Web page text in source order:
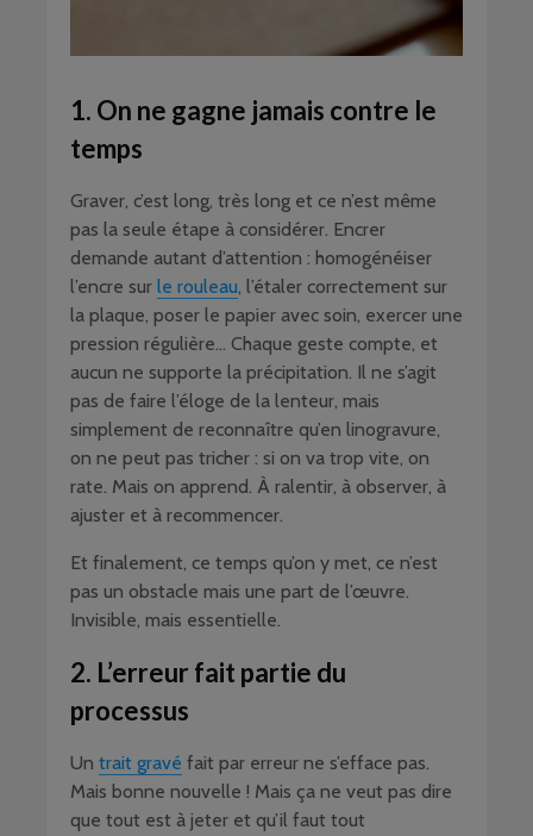
1. On ne gagne jamais contre le
temps
Graver, c’est long, très long et ce n’est même
pas la seule étape à considérer. Encrer
demande autant d’attention : homogénéiser
l’encre sur le rouleau, l’étaler correctement sur
la plaque, poser le papier avec soin, exercer une
pression régulière… Chaque geste compte, et
aucun ne supporte la précipitation. Il ne s’agit
pas de faire l’éloge de la lenteur, mais
simplement de reconnaître qu’en linogravure,
on ne peut pas tricher : si on va trop vite, on
rate. Mais on apprend. À ralentir, à observer, à
ajuster et à recommencer.
Et finalement, ce temps qu’on y met, ce n’est
pas un obstacle mais une part de l’œuvre.
Invisible, mais essentielle.
2. L’erreur fait partie du
processus
Un trait gravé fait par erreur ne s’efface pas.
Mais bonne nouvelle ! Mais ça ne veut pas dire
que tout est à jeter et qu’il faut tout